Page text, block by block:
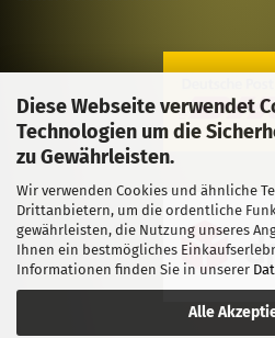
Diese Webseite verwendet
Technologien um die
zu Gewährleisten.
Wir verwenden Cookies und ähnliche
Drittanbietern, um die ordentliche
gewährleisten, die Nutzung unseres
Ihnen ein bestmögliches
Informationen finden Sie in unserer
Alle